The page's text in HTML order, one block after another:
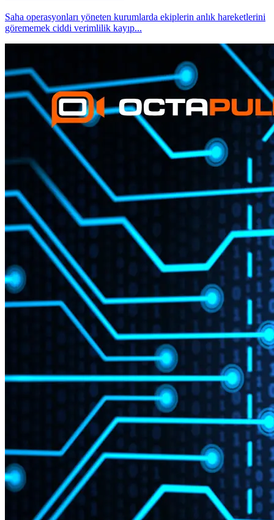
Saha operasyonları yöneten kurumlarda ekiplerin anlık hareketlerini
görememek ciddi verimlilik kayıp...